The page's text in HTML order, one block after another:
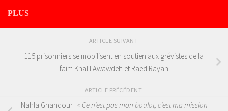
PLUS
ARTICLE SUIVANT
115 prisonniers se mobilisent en soutien aux grévistes de la
faim Khalil Awawdeh et Raed Rayan
ARTICLE PRÉCÉDENT
Nahla Ghandour : « Ce n’est pas mon boulot, c’est ma mission